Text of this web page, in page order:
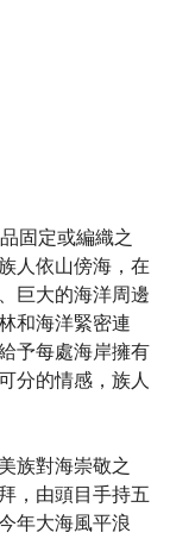
固定或編織之
人依山傍海，在
巨大的海洋周邊
和海洋緊密連
予每處海岸擁有
分的情感，族人
族對海崇敬之
，由頭目手持五
年大海風平浪